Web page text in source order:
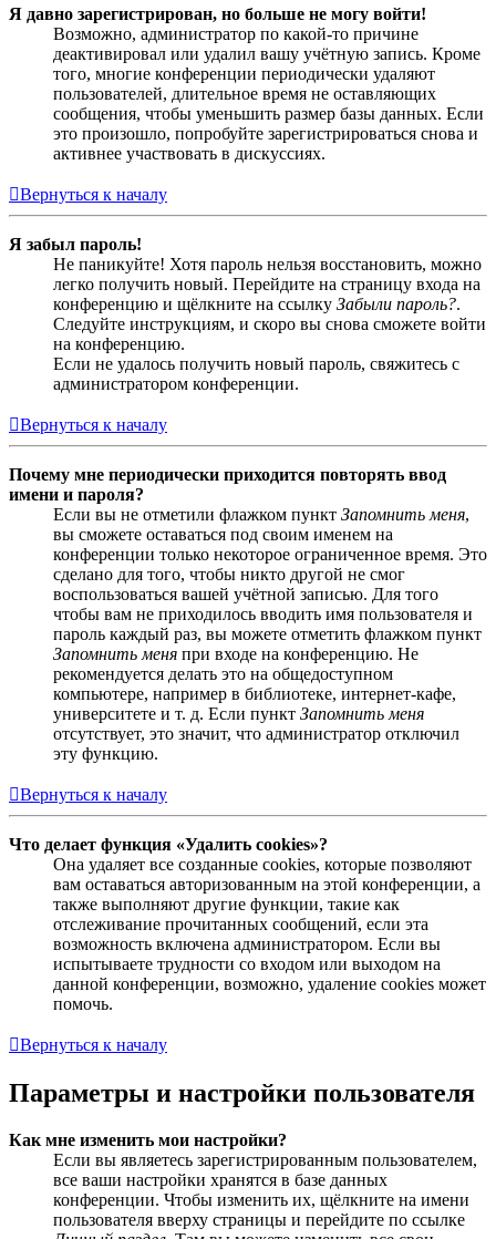
Я давно зарегистрирован, но больше не могу войти!
Возможно, администратор по какой-то причине
деактивировал или удалил вашу учётную запись. Кроме
того, многие конференции периодически удаляют
пользователей, длительное время не оставляющих
сообщения, чтобы уменьшить размер базы данных. Если
это произошло, попробуйте зарегистрироваться снова и
активнее участвовать в дискуссиях.
Вернуться к началу
Я забыл пароль!
Не паникуйте! Хотя пароль нельзя восстановить, можно
легко получить новый. Перейдите на страницу входа на
конференцию и щёлкните на ссылку Забыли пароль?.
Следуйте инструкциям, и скоро вы снова сможете войти
на конференцию.
Если не удалось получить новый пароль, свяжитесь с
администратором конференции.
Вернуться к началу
Почему мне периодически приходится повторять ввод
имени и пароля?
Если вы не отметили флажком пункт Запомнить меня,
вы сможете оставаться под своим именем на
конференции только некоторое ограниченное время. Это
сделано для того, чтобы никто другой не смог
воспользоваться вашей учётной записью. Для того
чтобы вам не приходилось вводить имя пользователя и
пароль каждый раз, вы можете отметить флажком пункт
Запомнить меня при входе на конференцию. Не
рекомендуется делать это на общедоступном
компьютере, например в библиотеке, интернет-кафе,
университете и т. д. Если пункт Запомнить меня
отсутствует, это значит, что администратор отключил
эту функцию.
Вернуться к началу
Что делает функция «Удалить cookies»?
Она удаляет все созданные cookies, которые позволяют
вам оставаться авторизованным на этой конференции, а
также выполняют другие функции, такие как
отслеживание прочитанных сообщений, если эта
возможность включена администратором. Если вы
испытываете трудности со входом или выходом на
данной конференции, возможно, удаление cookies может
помочь.
Вернуться к началу
Параметры и настройки пользователя
Как мне изменить мои настройки?
Если вы являетесь зарегистрированным пользователем,
все ваши настройки хранятся в базе данных
конференции. Чтобы изменить их, щёлкните на имени
пользователя вверху страницы и перейдите по ссылке